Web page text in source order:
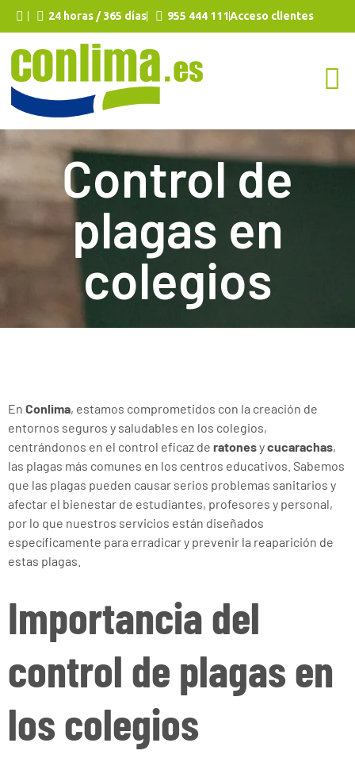
24 horas / 365 días 955 444 111Acceso clientes
Control de
plagas en
colegios
En Conlima, estamos comprometidos con la creación de
entornos seguros y saludables en los colegios,
centrándonos en el control eficaz de ratonesycucarachas,
las plagas más comunes en los centros educativos. Sabemos
que las plagas pueden causar serios problemas sanitarios y
afectar el bienestar de estudiantes, profesores y personal,
por lo que nuestros servicios están diseñados
específicamente para erradicar y prevenir la reaparición de
estas plagas.
Importancia del
control de plagas en
los colegios